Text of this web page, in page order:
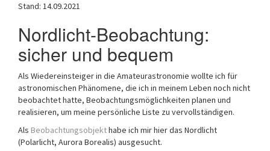
Stand: 14.09.2021
Nordlicht-Beobachtung:
sicher und bequem
Als Wiedereinsteiger in die Amateurastronomie wollte ich für
astronomischen Phänomene, die ich in meinem Leben noch nicht
beobachtet hatte, Beobachtungsmöglichkeiten planen und
realisieren, um meine persönliche Liste zu vervollständigen.
Als Beobachtungsobjekthabe ich mir hier das Nordlicht
(Polarlicht, Aurora Borealis) ausgesucht.